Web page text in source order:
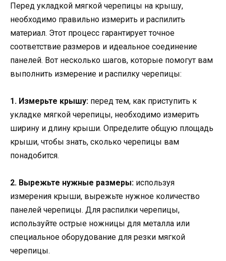
Перед укладкой мягкой черепицы на крышу,
необходимо правильно измерить и распилить
материал. Этот процесс гарантирует точное
соответствие размеров и идеальное соединение
панелей. Вот несколько шагов, которые помогут вам
выполнить измерение и распилку черепицы:
1. Измерьте крышу: перед тем, как приступить к
укладке мягкой черепицы, необходимо измерить
ширину и длину крыши. Определите общую площадь
крыши, чтобы знать, сколько черепицы вам
понадобится.
2. Вырежьте нужные размеры: используя
измерения крыши, вырежьте нужное количество
панелей черепицы. Для распилки черепицы,
используйте острые ножницы для металла или
специальное оборудование для резки мягкой
черепицы.